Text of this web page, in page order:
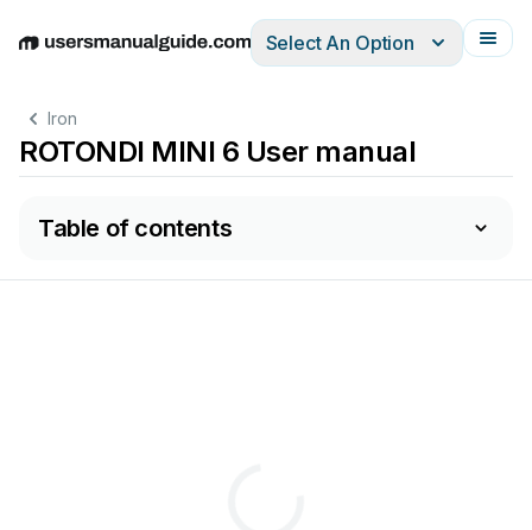
EnglishDeutschEspañolItalianoFrançais
Select An Option
Iron
ROTONDI MINI 6 User manual
Table of contents